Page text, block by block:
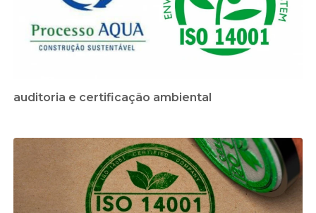
auditoria e certificação ambiental